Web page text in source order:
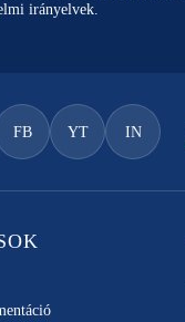
irányelvek.
FB YT IN